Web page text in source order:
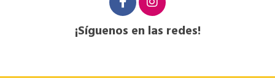
¡Síguenos en las redes!